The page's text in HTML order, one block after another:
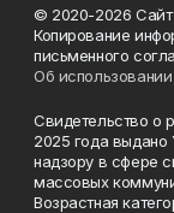
© 2020-2026 Сайт
Копирование
письменного
Об
Свидетельство о
2025 года
надзору в сфере
массовых
Возрастная